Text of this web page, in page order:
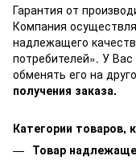
Гарантия от
Компания
надлежащего
потребителей». У Вас
обменять его на
получения заказа.
Категории
Товар